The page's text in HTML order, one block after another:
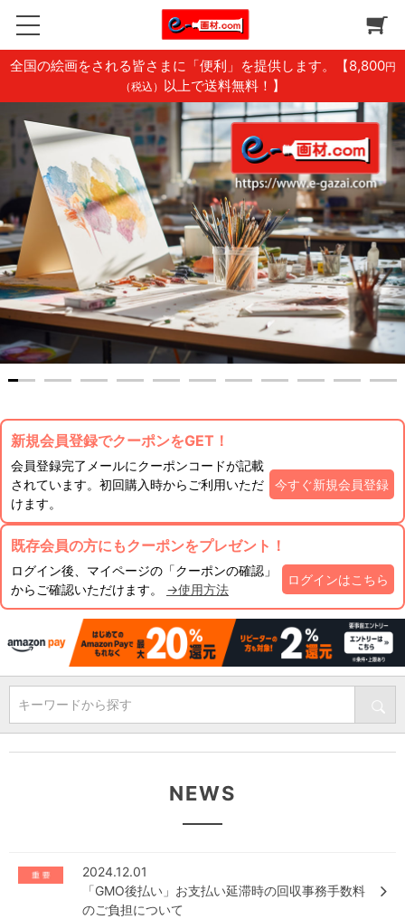
全国の絵画をされる皆さまに「便利」を提供します。【8,800円
（税込） 以上で送料無料！】
1 2 3 4 5 6 7 8 9
新規会員登録でクーポンをGET！
会員登録完了メールにクーポンコードが記載
されています。初回購入時からご利用いただ
けます。
今すぐ新規会員登録
既存会員の方にもクーポンをプレゼント！
ログイン後、マイページの「クーポンの確認」
からご確認いただけます。 →使用方法
ログインはこちら
キーワードから探す
NEWS
2024.12.01
「GMO後払い」お支払い延滞時の回収事務手数料
のご負担について